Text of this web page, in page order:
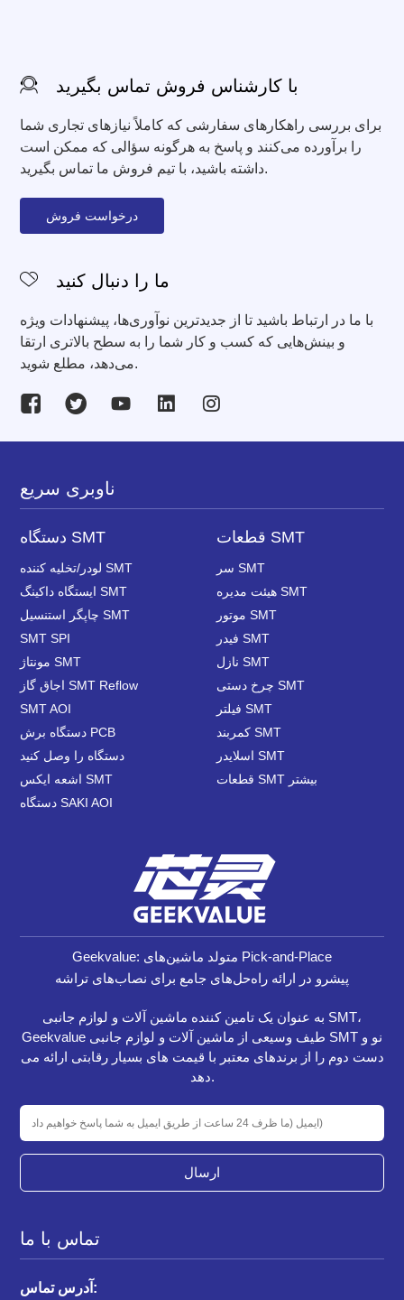
با کارشناس فروش تماس بگیرید
برای بررسی راهکارهای سفارشی که کاملاً نیازهای تجاری شما
را برآورده می‌کنند و پاسخ به هرگونه سؤالی که ممکن است
داشته باشید، با تیم فروش ما تماس بگیرید.
درخواست فروش
ما را دنبال کنید
با ما در ارتباط باشید تا از جدیدترین نوآوری‌ها، پیشنهادات ویژه
و بینش‌هایی که کسب و کار شما را به سطح بالاتری ارتقا
می‌دهد، مطلع شوید.
ناوبری سریع
دستگاه SMT
لودر/تخلیه کننده SMT
ایستگاه داکینگ SMT
چاپگر استنسیل SMT
SMT SPI
مونتاژ SMT
اجاق گاز SMT Reflow
SMT AOI
دستگاه برش PCB
دستگاه را وصل کنید
اشعه ایکس SMT
دستگاه SAKI AOI
قطعات SMT
سر SMT
هیئت مدیره SMT
موتور SMT
فیدر SMT
نازل SMT
چرخ دستی SMT
فیلتر SMT
کمربند SMT
اسلایدر SMT
قطعات SMT بیشتر
Geekvalue: متولد ماشین‌های Pick-and-Place
پیشرو در ارائه راه‌حل‌های جامع برای نصاب‌های تراشه
به عنوان یک تامین کننده ماشین آلات و لوازم جانبی SMT،
Geekvalue طیف وسیعی از ماشین آلات و لوازم جانبی SMT نو و
دست دوم را از برندهای معتبر با قیمت های بسیار رقابتی ارائه می
دهد.
ارسال
تماس با ما
آدرس تماس: